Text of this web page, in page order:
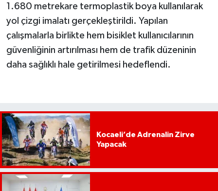
1.680 metrekare termoplastik boya kullanılarak
yol çizgi imalatı gerçekleştirildi. Yapılan
çalışmalarla birlikte hem bisiklet kullanıcılarının
güvenliğinin artırılması hem de trafik düzeninin
daha sağlıklı hale getirilmesi hedeflendi.
Kocaeli’de Adrenalin Zirve
Yapacak